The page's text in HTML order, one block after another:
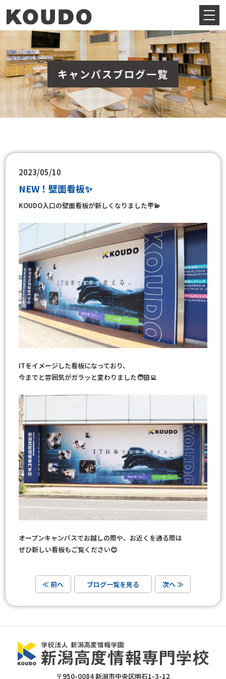
キャンパスブログ一覧
2023/05/10
NEW！壁面看板✨
KOUDO入口の壁面看板が新しくなりました🪧💫
ITをイメージした看板になっており、
今までと雰囲気がガラッと変わりました🧑🏻‍💻
オープンキャンパスでお越しの際や、お近くを通る際は
ぜひ新しい看板もご覧ください😊
≪ 前へ ブログ一覧を見る 次へ ≫
〒950-0084 新潟市中央区明石1-3-12